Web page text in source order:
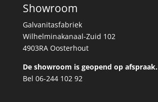
Showroom
Galvanitasfabriek
Wilhelminakanaal-Zuid 102
4903RA Oosterhout
De showroom is geopend op afspraak.
Bel 06-244 102 92